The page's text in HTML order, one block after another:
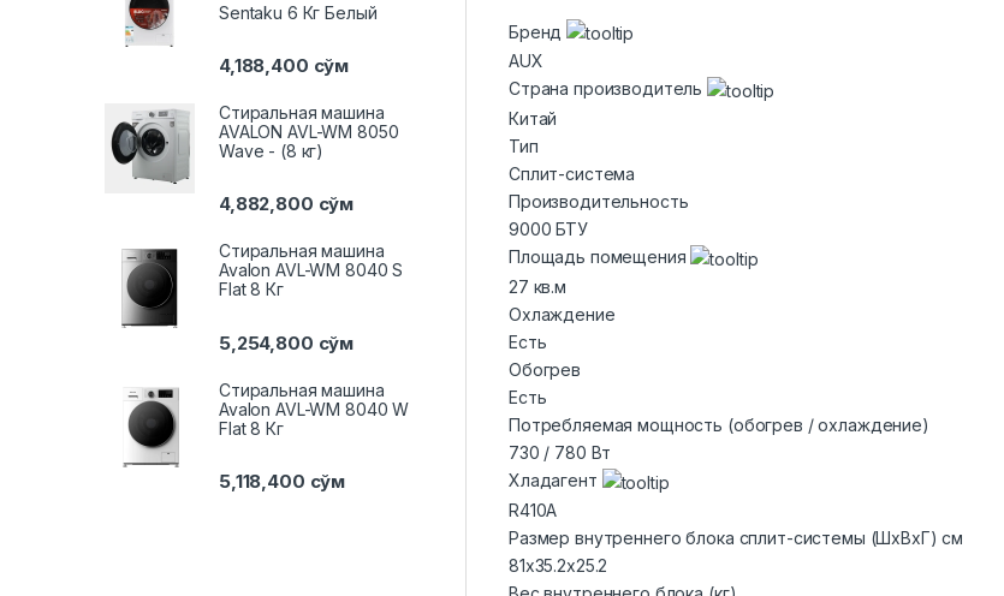
Бренд
AUX
Страна производитель
Китай
Тип
Сплит-система
Производительность
9000 БТУ
Площадь помещения
27 кв.м
Охлаждение
Есть
Обогрев
Есть
Потребляемая мощность (обогрев / охлаждение)
730 / 780 Вт
Хладагент
R410A
Размер внутреннего блока сплит-системы (ШxВxГ) см
81х35.2х25.2
Sentaku 6 Кг Белый
4,188,400 сўм
Стиральная машина
AVALON AVL-WM 8050
Wave - (8 кг)
4,882,800 сўм
Стиральная машина
Avalon AVL-WM 8040 S
Flat 8 Кг
5,254,800 сўм
Стиральная машина
Avalon AVL-WM 8040 W
Flat 8 Кг
5,118,400 сўм